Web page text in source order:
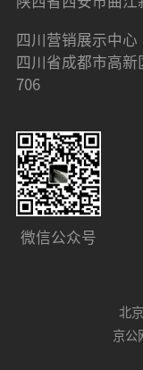
四川营销展示中心
四川省成都市高新
706
微信公众号
北
京公